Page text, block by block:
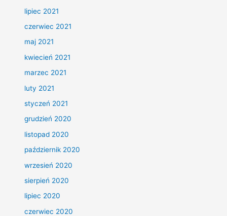
lipiec 2021
czerwiec 2021
maj 2021
kwiecień 2021
marzec 2021
luty 2021
styczeń 2021
grudzień 2020
listopad 2020
październik 2020
wrzesień 2020
sierpień 2020
lipiec 2020
czerwiec 2020